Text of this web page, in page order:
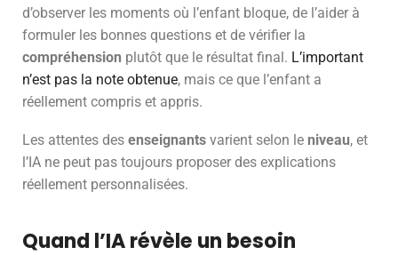
d’observer les moments où l’enfant bloque, de l’aider à
formuler les bonnes questions et de vérifier la
compréhension plutôt que le résultat final. L’important
n’est pas la note obtenue, mais ce que l’enfant a
réellement compris et appris.
Les attentes des enseignants varient selon le niveau, et
l’IA ne peut pas toujours proposer des explications
réellement personnalisées.
Quand l’IA révèle un besoin